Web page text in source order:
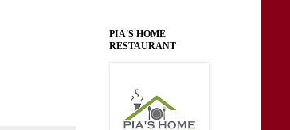
PIA'S HOME
RESTAURANT